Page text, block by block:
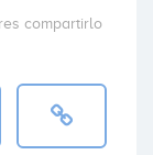
compartirlo